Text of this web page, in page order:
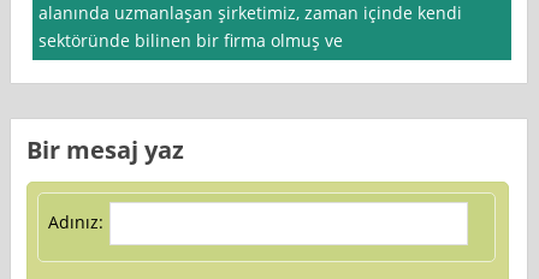
alanında uzmanlaşan şirketimiz, zaman içinde kendi
sektöründe bilinen bir firma olmuş ve
Bir mesaj yaz
Adınız: